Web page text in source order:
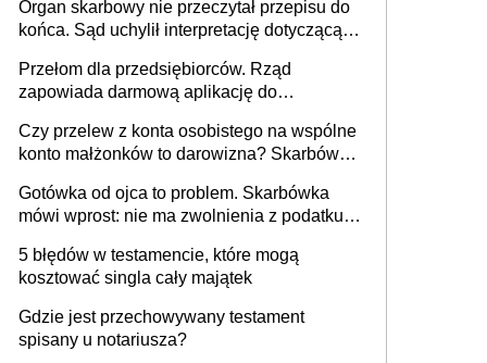
Organ skarbowy nie przeczytał przepisu do
końca. Sąd uchylił interpretację dotyczącą
Przełom dla przedsiębiorców. Rząd
zapowiada darmową aplikację do
Czy przelew z konta osobistego na wspólne
konto małżonków to darowizna? Skarbówka
Gotówka od ojca to problem. Skarbówka
mówi wprost: nie ma zwolnienia z podatku
na konto obdarowanego
5 błędów w testamencie, które mogą
kosztować singla cały majątek
Gdzie jest przechowywany testament
spisany u notariusza?